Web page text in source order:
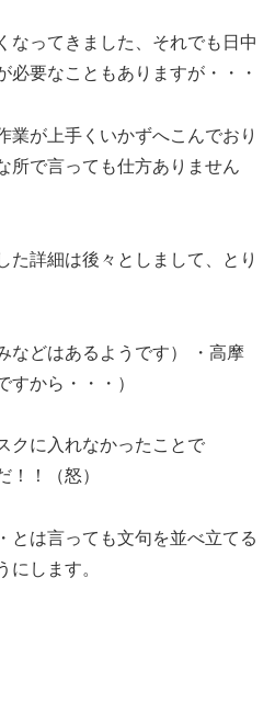
なってきました、それでも日中
必要なこともありますが・・・
業が上手くいかずへこんでおり
所で言っても仕方ありません
た詳細は後々としまして、とり
などはあるようです） ・高摩
すから・・・）
クに入れなかったことで
！！（怒）
とは言っても文句を並べ立てる
にします。